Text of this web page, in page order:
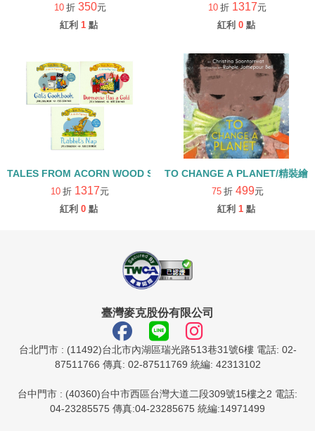
10 折 350元
紅利 1 點
10 折 1317元
紅利 0 點
TALES FROM ACORN WOOD STORY COLLECTION 生活日常組/
10 折 1317元
紅利 0 點
TO CHANGE A PLANET/精裝繪
75 折 499元
紅利 1 點
臺灣麥克股份有限公司
台北門市 : (11492)台北市內湖區瑞光路513巷31號6樓 電話: 02-
87511766 傳真: 02-87511769 統編: 42313102
台中門市 : (40360)台中市西區台灣大道二段309號15樓之2 電話:
04-23285575 傳真:04-23285675 統編:14971499